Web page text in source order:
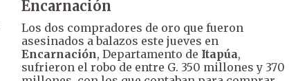
Encarnación
Los dos compradores de oro que fueron
asesinados a balazos este jueves en
Encarnación, Departamento de Itapúa,
sufrieron el robo de entre G. 350 millones y 370